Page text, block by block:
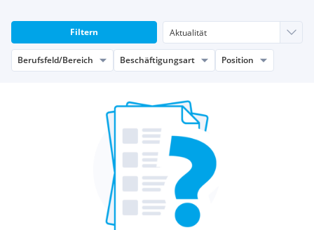
Filtern
Berufsfeld/Bereich Beschäftigungsart Position